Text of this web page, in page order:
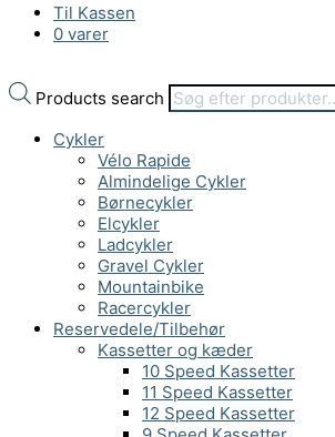
Til Kassen
0 varer
Products search
Cykler
Vélo Rapide
Almindelige Cykler
Børnecykler
Elcykler
Ladcykler
Gravel Cykler
Mountainbike
Racercykler
Reservedele/Tilbehør
Kassetter og kæder
10 Speed Kassetter
11 Speed Kassetter
12 Speed Kassetter